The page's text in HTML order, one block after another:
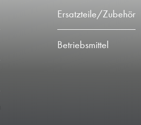
Ersatzteile/Zubehör
Betriebsmittel